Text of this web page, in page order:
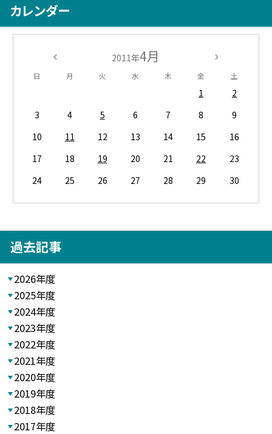
カレンダー
2011年4月
日 月 火 水 木 金 土
1
2
3
4 5 6 7 8
9
10
11 12 13 14 15
16
17
18 19 20 21 22
23
24
25 26 27 28 29 30
過去記事
2026年度
2025年度
2024年度
2023年度
2022年度
2021年度
2020年度
2019年度
2018年度
2017年度